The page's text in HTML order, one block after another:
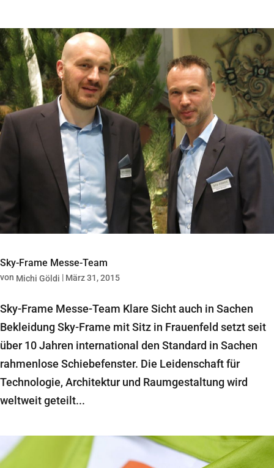
Sky-Frame Messe-Team
von Michi Göldi | März 31, 2015
Sky-Frame Messe-Team Klare Sicht auch in Sachen
Bekleidung Sky-Frame mit Sitz in Frauenfeld setzt seit
über 10 Jahren international den Standard in Sachen
rahmenlose Schiebefenster. Die Leidenschaft für
Technologie, Architektur und Raumgestaltung wird
weltweit geteilt...